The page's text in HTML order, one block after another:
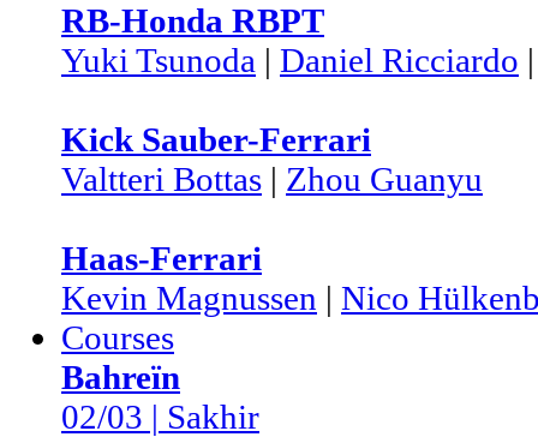
RB-Honda RBPT
Yuki Tsunoda | Daniel Ricciardo
Kick Sauber-Ferrari
Valtteri Bottas | Zhou Guanyu
Haas-Ferrari
Kevin Magnussen | Nico
Courses
Bahreïn
02/03 | Sakhir